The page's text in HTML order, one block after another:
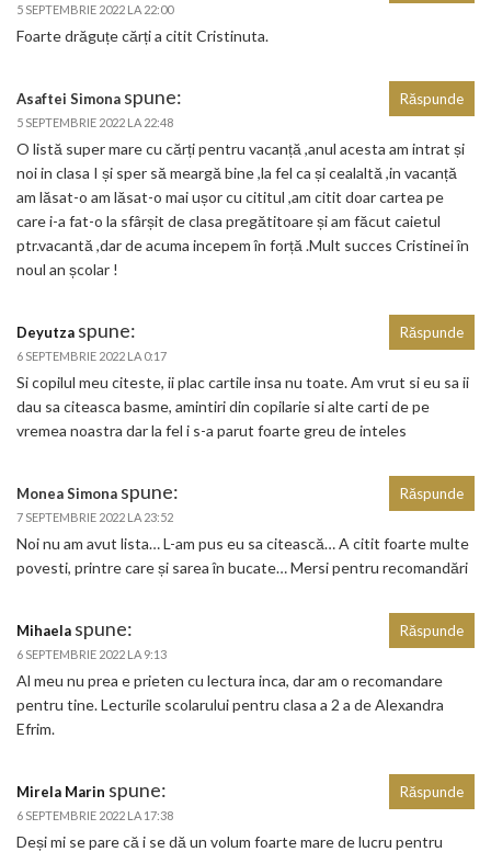
5 SEPTEMBRIE 2022 LA 22:00
Foarte drăguțe cărți a citit Cristinuta.
Asaftei Simona spune:
5 SEPTEMBRIE 2022 LA 22:48
O listă super mare cu cărți pentru vacanță ,anul acesta am intrat și
noi in clasa I și sper să meargă bine ,la fel ca și cealaltă ,in vacanță
am lăsat-o am lăsat-o mai ușor cu cititul ,am citit doar cartea pe
care i-a fat-o la sfârșit de clasa pregătitoare și am făcut caietul
ptr.vacantă ,dar de acuma incepem în forță .Mult succes Cristinei în
noul an școlar !
Răspunde
Deyutza spune:
6 SEPTEMBRIE 2022 LA 0:17
Si copilul meu citeste, ii plac cartile insa nu toate. Am vrut si eu sa ii
dau sa citeasca basme, amintiri din copilarie si alte carti de pe
vremea noastra dar la fel i s-a parut foarte greu de inteles
Răspunde
Monea Simona spune:
7 SEPTEMBRIE 2022 LA 23:52
Noi nu am avut lista… L-am pus eu sa citească… A citit foarte multe
povesti, printre care și sarea în bucate… Mersi pentru recomandări
Răspunde
Mihaela spune:
6 SEPTEMBRIE 2022 LA 9:13
Al meu nu prea e prieten cu lectura inca, dar am o recomandare
pentru tine. Lecturile scolarului pentru clasa a 2 a de Alexandra
Efrim.
Răspunde
Mirela Marin spune:
6 SEPTEMBRIE 2022 LA 17:38
Deși mi se pare că i se dă un volum foarte mare de lucru pentru
Răspunde